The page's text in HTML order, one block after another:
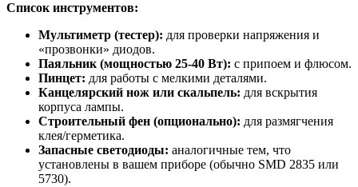
Список инструментов:
Мультиметр (тестер): для проверки напряжения и
«прозвонки» диодов.
Паяльник (мощностью 25-40 Вт): с припоем и флюсом.
Пинцет: для работы с мелкими деталями.
Канцелярский нож или скальпель: для вскрытия
корпуса лампы.
Строительный фен (опционально): для размягчения
клея/герметика.
Запасные светодиоды: аналогичные тем, что
установлены в вашем приборе (обычно SMD 2835 или
5730).